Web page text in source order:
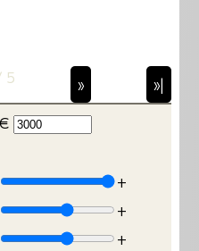
5 »
»|
+
+
+